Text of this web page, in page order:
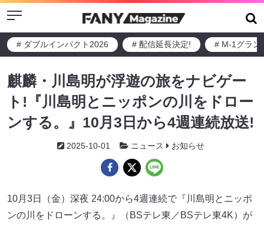
Menu
# ダブルインパクト2026 # 配信延長決定! # M-1グラン
麒麟・川島明が浮遊の旅をナビゲー
ト!『川島明とニッポンの川をドロー
ンする。』10月3日から4週連続放送!
2025-10-01 ニュース お知らせ
10月3日（金）深夜 24:00から4週連続で『川島明とニッポ
ンの川をドローンする。』（BSテレ東／BSテレ東4K）が